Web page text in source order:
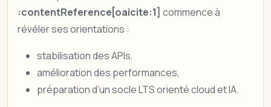
:contentReference[oaicite:1] commence à
révéler ses orientations :
stabilisation des APIs,
amélioration des performances,
préparation d’un socle LTS orienté cloud et IA.